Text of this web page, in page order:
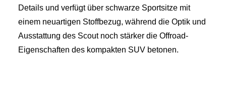
Details und verfügt über schwarze Sportsitze mit
einem neuartigen Stoffbezug, während die Optik und
Ausstattung des Scout noch stärker die Offroad-
Eigenschaften des kompakten SUV betonen.